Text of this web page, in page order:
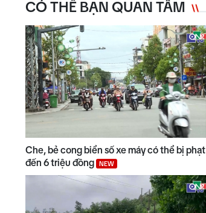
CÓ THỂ BẠN QUAN TÂM
Che, bẻ cong biển số xe máy có thể bị phạt
đến 6 triệu đồng
NEW